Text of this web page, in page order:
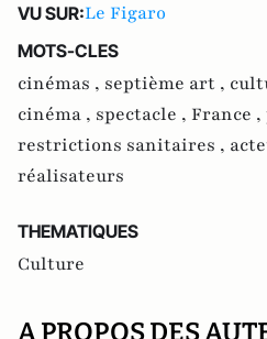
VU SUR:Le Figaro
MOTS-CLES
cinémas , septième art ,
cinéma , spectacle , France ,
restrictions sanitaires ,
réalisateurs
THEMATIQUES
Culture
A PROPOS DES